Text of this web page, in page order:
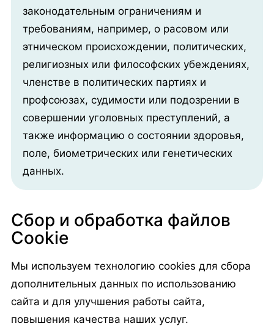
законодательным ограничениям и
требованиям, например, о расовом или
этническом происхождении, политических,
религиозных или философских убеждениях,
членстве в политических партиях и
профсоюзах, судимости или подозрении в
совершении уголовных преступлений, а
также информацию о состоянии здоровья,
поле, биометрических или генетических
данных.
Сбор и обработка файлов
Cookie
Мы используем технологию cookies для сбора
дополнительных данных по использованию
сайта и для улучшения работы сайта,
повышения качества наших услуг.